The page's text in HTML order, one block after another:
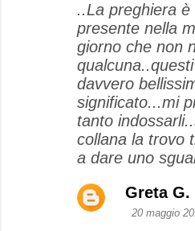
..La preghiera
presente nella
giorno che non
davvero
significato...mi
tanto
collana la trovo
a dare uno
Greta G.
20 maggio